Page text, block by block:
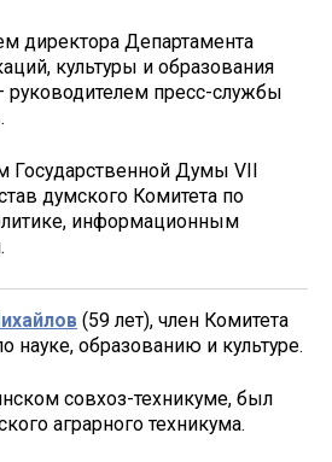
директора Департамента
культуры и образования
пресс-службы
Государственной Думы VII
думского Комитета по
информационным
(59 лет), член Комитета
науке, образованию и культуре.
совхоз-техникуме, был
аграрного техникума.